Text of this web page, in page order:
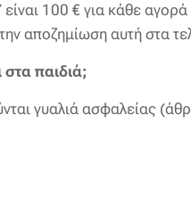
100 € για κάθε
αποζημίωση αυτή στα
στα παιδιά;
γυαλιά ασφαλείας